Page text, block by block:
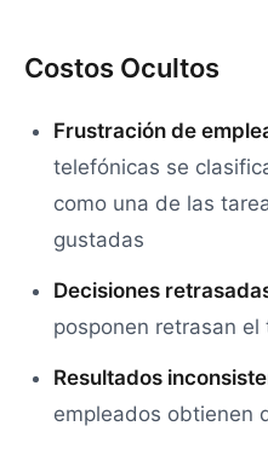
Costos Ocultos
Frustración de
telefónicas se
como una de las
gustadas
Decisiones
posponen retrasan
Resultados
empleados obtienen